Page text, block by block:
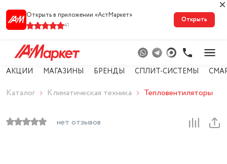
Открыть в приложении «АстМарке‪т‬»
41
Открыть
АКЦИИ МАГАЗИНЫ БРЕНДЫ СПЛИТ-СИСТЕМЫ
Каталог Климатическая техника Тепловентиляторы
нет отзывов